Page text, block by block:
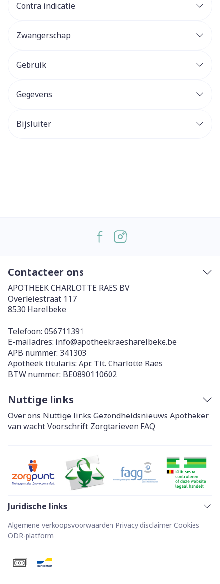
Contra indicatie
Zwangerschap
Gebruik
Gegevens
Bijsluiter
Contacteer ons
APOTHEEK CHARLOTTE RAES BV
Overleiestraat 117
8530 Harelbeke
Telefoon: 056711391
E-mailadres: info@apotheekraesharelbeke.be
APB nummer: 341303
Apotheek titularis: Apr. Tit. Charlotte Raes
BTW nummer: BE0890110602
Nuttige links
Over ons Nuttige links Gezondheidsnieuws Apotheker
van wachtVoorschrift Zorgtarieven FAQ
Juridische links
Algemene verkoopsvoorwaarden Privacy disclaimer Cookies
ODR-platform